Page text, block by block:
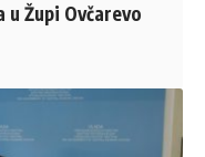
Župi Ovčarevo